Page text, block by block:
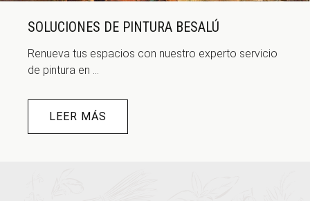
SOLUCIONES DE PINTURA BESALÚ
Renueva tus espacios con nuestro experto servicio
de pintura en ...
LEER MÁS